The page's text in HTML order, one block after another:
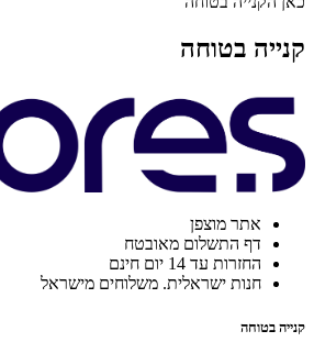
קנייה בטוחה
אתר מוצפן
דף התשלום מאובטח
החזרות עד 14 יום חינם
חנות ישראלית. משלוחים מישראל
קנייה בטוחה